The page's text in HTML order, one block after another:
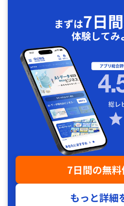
まずは7日
体験してみ
7日間の無
もっと詳細